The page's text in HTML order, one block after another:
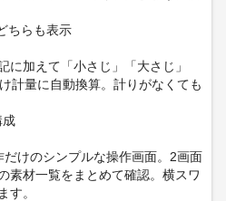
ちらも表示
に加えて「小さじ」「大さじ」
計量に自動換算。計りがなくても
成
けのシンプルな操作画面。2画面
素材一覧をまとめて確認。横スワ
す。